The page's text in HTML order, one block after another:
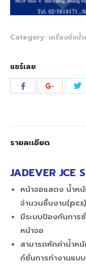
Category: เครื่องชั่งน้
แชร์เลย
Share
รายละเอียด
JADEVER JCE
หน้าจอแสดง น้ำห
จำนวนชิ้นงาน(pcs)
มีระบบป้องกันกา
หน้าจอ
สามารถหักค่าน้ำห
ก์ชั่นการทำงานแบ